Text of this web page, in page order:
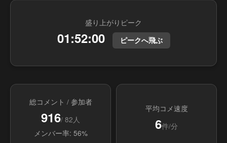
盛り上がりピーク
01:52:00 ピークへ飛ぶ
総コメント / 参加者
916/ 82人
メンバー率: 56%
平均コメ速度
6件/分